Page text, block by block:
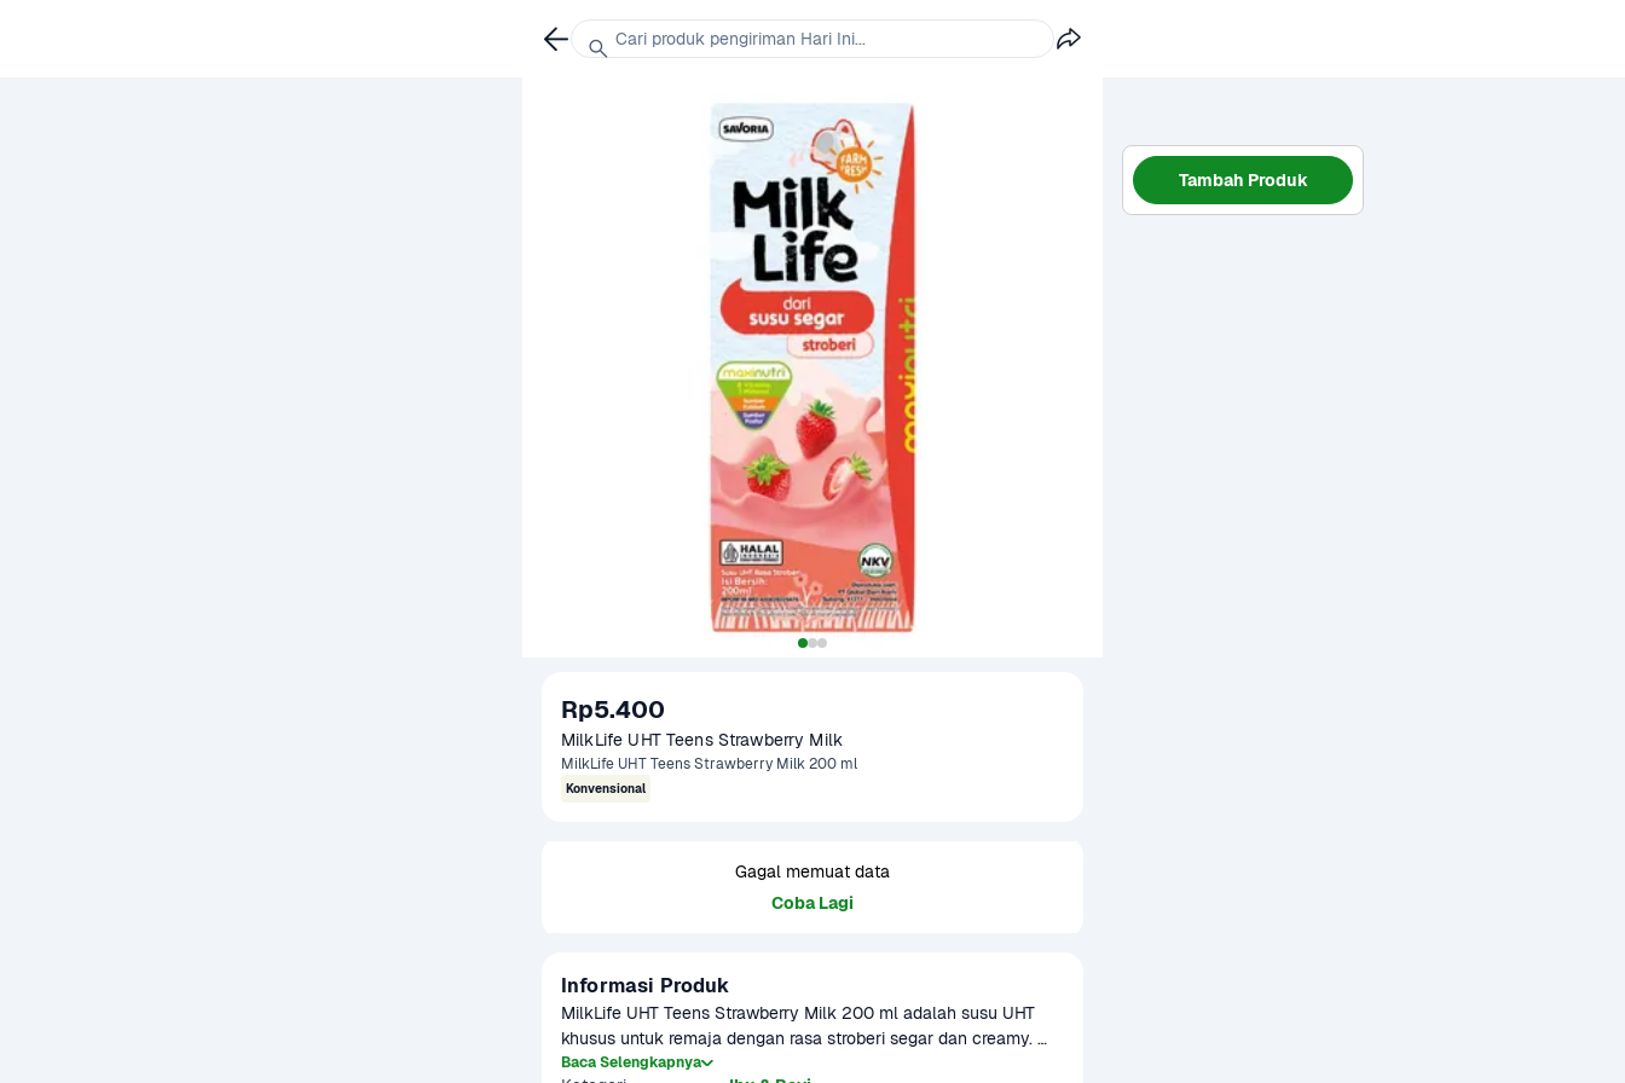
Rp5.400
MilkLife UHT Teens Strawberry Milk
MilkLife UHT Teens Strawberry Milk 200 ml
Konvensional
Gagal memuat data
Coba Lagi
Informasi Produk
MilkLife UHT Teens Strawberry Milk 200 ml adalah susu UHT
khusus untuk remaja dengan rasa stroberi segar dan creamy.
Mengandung nutrisi penting seperti kalsium dan protein yang
Baca Selengkapnya
Tambah Produk
Cari produk pengiriman Hari Ini...